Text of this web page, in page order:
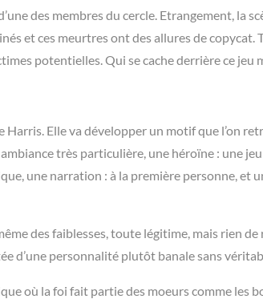
des membres du cercle. Etrangement, la
et ces meurtres ont des allures de copycat.
potentielles. Qui se cache derrière ce jeu
Elle va développer un motif que l’on
très particulière, une héroïne : une
une narration : à la première personne, et
des faiblesses, toute légitime, mais rien
d’une personnalité plutôt banale sans
où la foi fait partie des moeurs comme les